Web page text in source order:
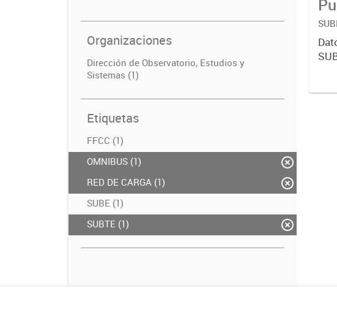
Organizaciones
Dirección de Observatorio, Estudios y
Sistemas (1)
Etiquetas
FFCC (1)
OMNIBUS (1)
RED DE CARGA (1)
SUBE (1)
SUBTE (1)